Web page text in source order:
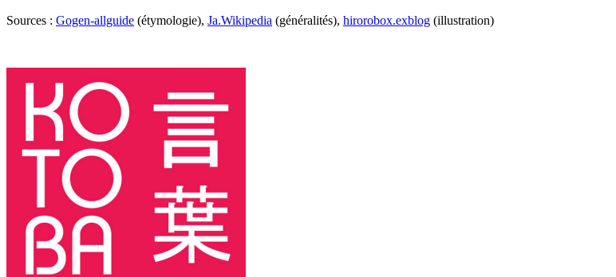
Sources : Gogen-allguide (étymologie), Ja.Wikipedia (généralités), hirorobox.exblog (illustration)